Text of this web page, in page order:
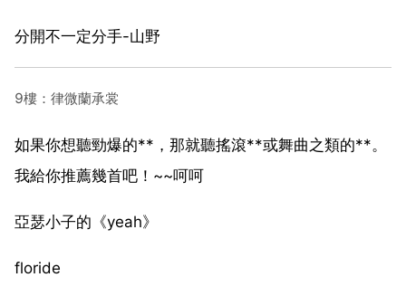
分開不一定分手-山野
9樓：律微蘭承裳
如果你想聽勁爆的**，那就聽搖滾**或舞曲之類的**。
我給你推薦幾首吧！~~呵呵
亞瑟小子的《yeah》
floride